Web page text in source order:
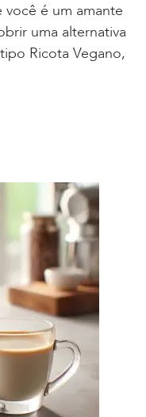
você é um amante
uma alternativa
Ricota Vegano,